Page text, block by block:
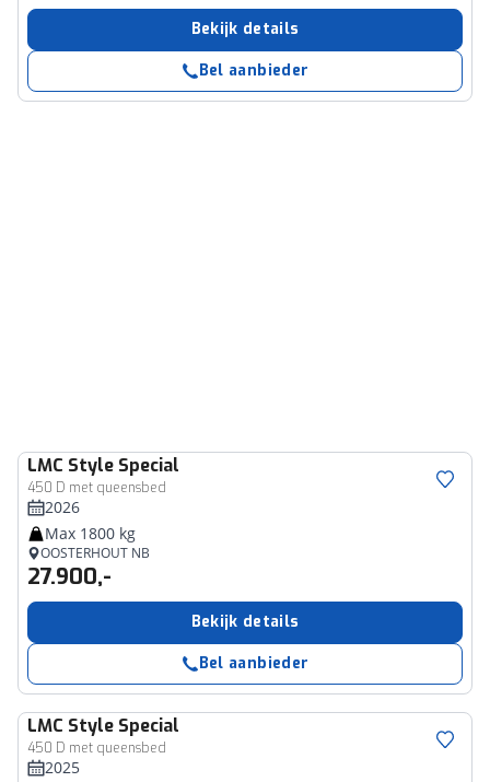
Bekijk details
Bel aanbieder
LMC Style Special
450 D met queensbed
2026
Max 1800 kg
OOSTERHOUT NB
27.900,-
Bekijk details
Bel aanbieder
LMC Style Special
450 D met queensbed
2025